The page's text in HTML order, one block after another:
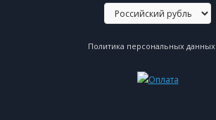
Политика персональных данных